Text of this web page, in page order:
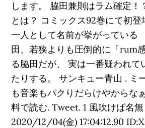
します。 脇田兼則はラム確定！
とは？ コミックス92巻にて初
一人として名前が挙がっている
田、若狭よりも圧倒的に「rum
る脇田だが、 実は一番疑われて
たりする。 サンキュー青山 . ミ
も音楽もパクりだらけやからな
料で読む. Tweet. 1 風吹けば名無
2020/12/04(金) 17:04:12.90